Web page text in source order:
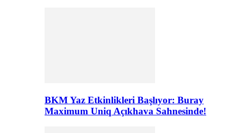
BKM Yaz Etkinlikleri Başlıyor: Buray
Maximum Uniq Açıkhava Sahnesinde!